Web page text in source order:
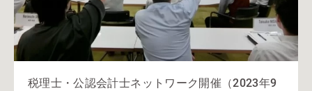
税理士・公認会計士ネットワーク開催（2023年9